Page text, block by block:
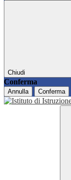
Chiudi
Conferma
Annulla Conferma